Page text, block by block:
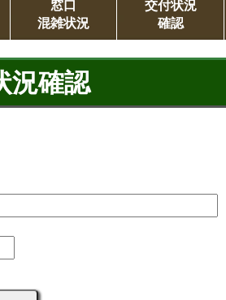
窓口
混雑状況
交付状況
確認
況確認